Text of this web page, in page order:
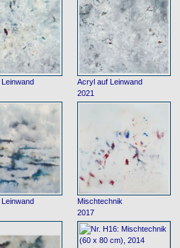
Acryl auf Leinwand
2021
Mischtechnik
2017